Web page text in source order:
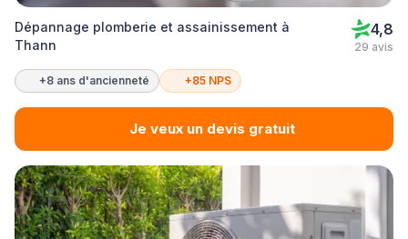
Dépannage plomberie et assainissement à
Thann
4,8
29 avis
+8 ans d'ancienneté +85 NPS
Je veux un devis gratuit